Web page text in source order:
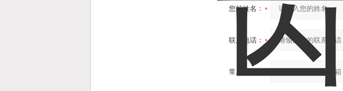
您的姓名：
联系电话：
常用邮箱：